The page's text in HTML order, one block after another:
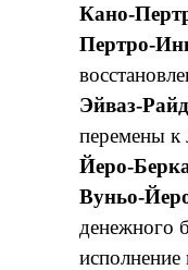
Кано-
Пертро-
Эйваз-
перемены
Йеро-
Вуньо-
денежного